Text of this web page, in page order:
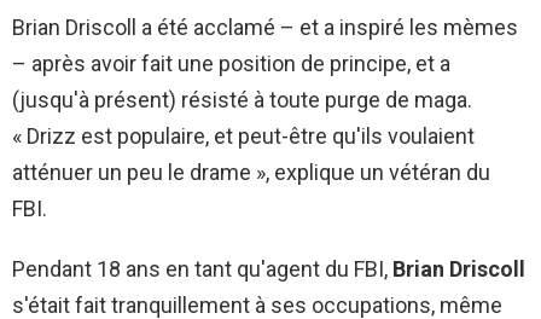
Brian Driscoll a été acclamé – et a inspiré les mèmes
– après avoir fait une position de principe, et a
(jusqu'à présent) résisté à toute purge de maga.
« Drizz est populaire, et peut-être qu'ils voulaient
atténuer un peu le drame », explique un vétéran du
FBI.
Pendant 18 ans en tant qu'agent du FBI, Brian Driscoll
s'était fait tranquillement à ses occupations, même